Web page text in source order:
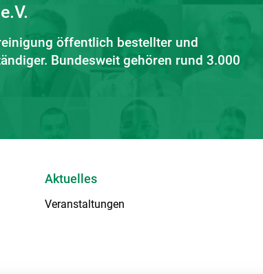
öffentlich bestellter und
Bundesweit gehören rund 3.000
Aktuelles
Veranstaltungen